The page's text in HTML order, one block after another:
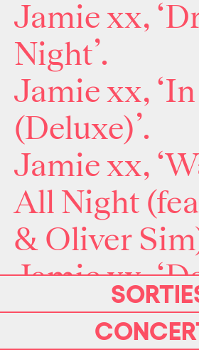
Jamie xx,
Night’.
Jamie xx,
(Deluxe)’.
Jamie xx,
All Night
& Oliver
Jamie xx,
(feat. John